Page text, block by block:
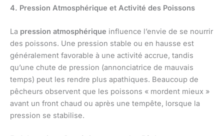
4. Pression Atmosphérique et Activité des Poissons
La pression atmosphérique influence l’envie de se nourrir
des poissons. Une pression stable ou en hausse est
généralement favorable à une activité accrue, tandis
qu’une chute de pression (annonciatrice de mauvais
temps) peut les rendre plus apathiques. Beaucoup de
pêcheurs observent que les poissons « mordent mieux »
avant un front chaud ou après une tempête, lorsque la
pression se stabilise.